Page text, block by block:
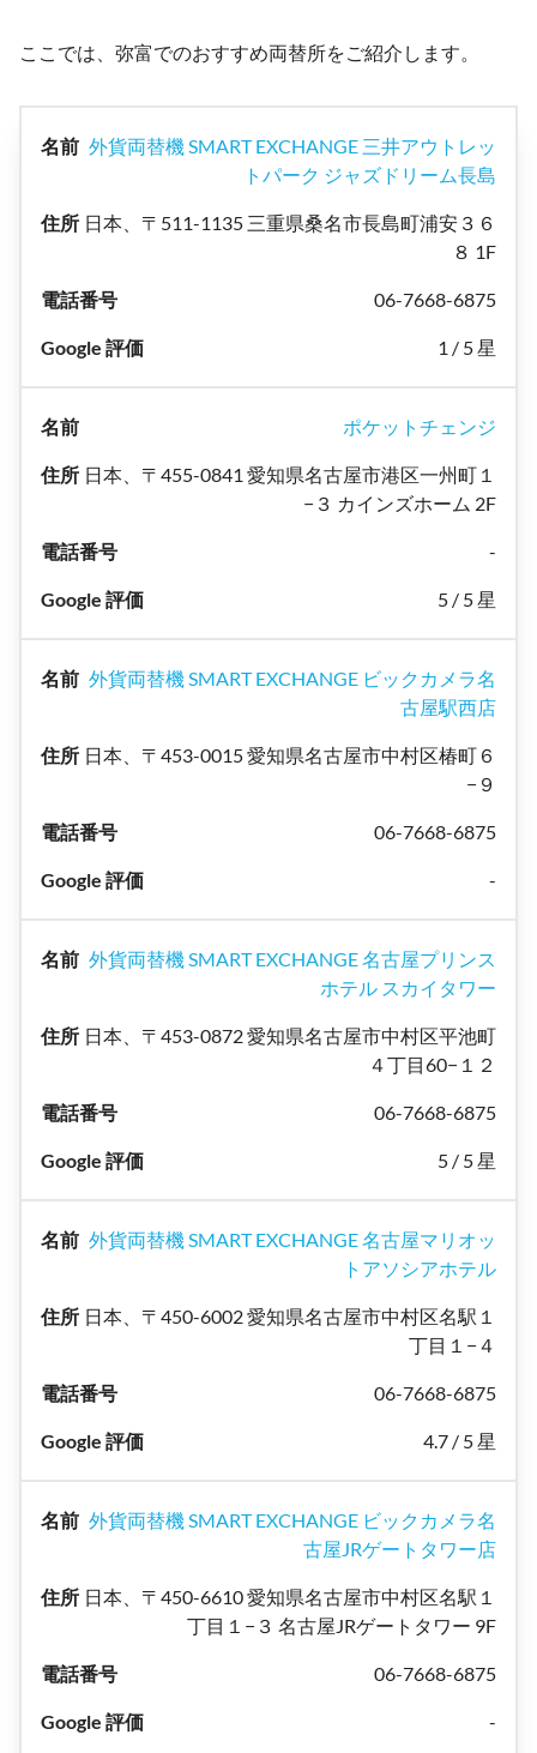
ここでは、弥富でのおすすめ両替所をご紹介します。
外貨両替機 SMART EXCHANGE 三井アウトレッ
トパーク ジャズドリーム長島
日本、〒511-1135 三重県桑名市長島町浦安３６
８ 1F
06-7668-6875
1 / 5 星
ポケットチェンジ
日本、〒455-0841 愛知県名古屋市港区一州町１
−３ カインズホーム 2F
-
5 / 5 星
外貨両替機 SMART EXCHANGE ビックカメラ名
古屋駅西店
日本、〒453-0015 愛知県名古屋市中村区椿町６
−９
06-7668-6875
-
外貨両替機 SMART EXCHANGE 名古屋プリンス
ホテル スカイタワー
日本、〒453-0872 愛知県名古屋市中村区平池町
４丁目60−１２
06-7668-6875
5 / 5 星
外貨両替機 SMART EXCHANGE 名古屋マリオッ
トアソシアホテル
日本、〒450-6002 愛知県名古屋市中村区名駅１
丁目１−４
06-7668-6875
4.7 / 5 星
外貨両替機 SMART EXCHANGE ビックカメラ名
古屋JRゲートタワー店
日本、〒450-6610 愛知県名古屋市中村区名駅１
丁目１−３ 名古屋JRゲートタワー 9F
06-7668-6875
-